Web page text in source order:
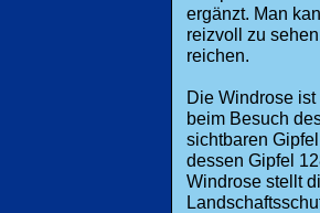
ergänzt. Man
reizvoll zu
reichen.
Die Windrose
beim Besuch
sichtbaren
dessen Gipfel
Windrose stellt